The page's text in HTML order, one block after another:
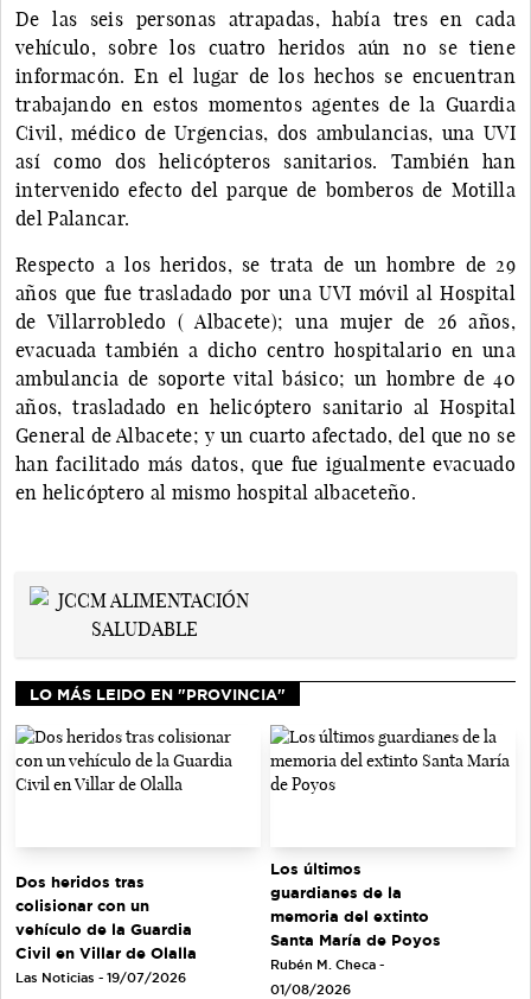
De las seis personas atrapadas, había tres en cada
vehículo, sobre los cuatro heridos aún no se tiene
informacón. En el lugar de los hechos se encuentran
trabajando en estos momentos agentes de la Guardia
Civil, médico de Urgencias, dos ambulancias, una UVI
así como dos helicópteros sanitarios. También han
intervenido efecto del parque de bomberos de Motilla
del Palancar.
Respecto a los heridos, se trata de un hombre de 29
años que fue trasladado por una UVI móvil al Hospital
de Villarrobledo ( Albacete); una mujer de 26 años,
evacuada también a dicho centro hospitalario en una
ambulancia de soporte vital básico; un hombre de 40
años, trasladado en helicóptero sanitario al Hospital
General de Albacete; y un cuarto afectado, del que no se
han facilitado más datos, que fue igualmente evacuado
en helicóptero al mismo hospital albaceteño.
LO MÁS LEIDO EN "PROVINCIA"
Dos heridos tras
colisionar con un
vehículo de la Guardia
Civil en Villar de Olalla
Las Noticias - 19/07/2026
Los últimos
guardianes de la
memoria del extinto
Santa María de Poyos
Rubén M. Checa -
01/08/2026